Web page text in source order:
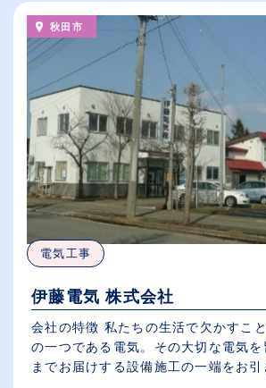
秋田市
電気工事
伊藤電気 株式会社
会社の特徴 私たちの生活で欠かすこ
の一つである電気。その大切な電気
までお届けする設備施工の一端をお引